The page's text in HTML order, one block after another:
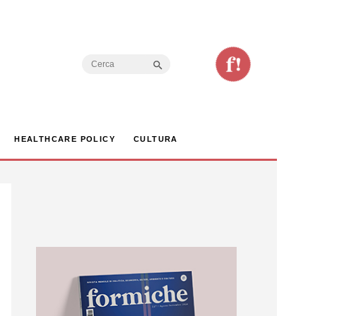
Search
HEALTHCARE POLICY CULTURA